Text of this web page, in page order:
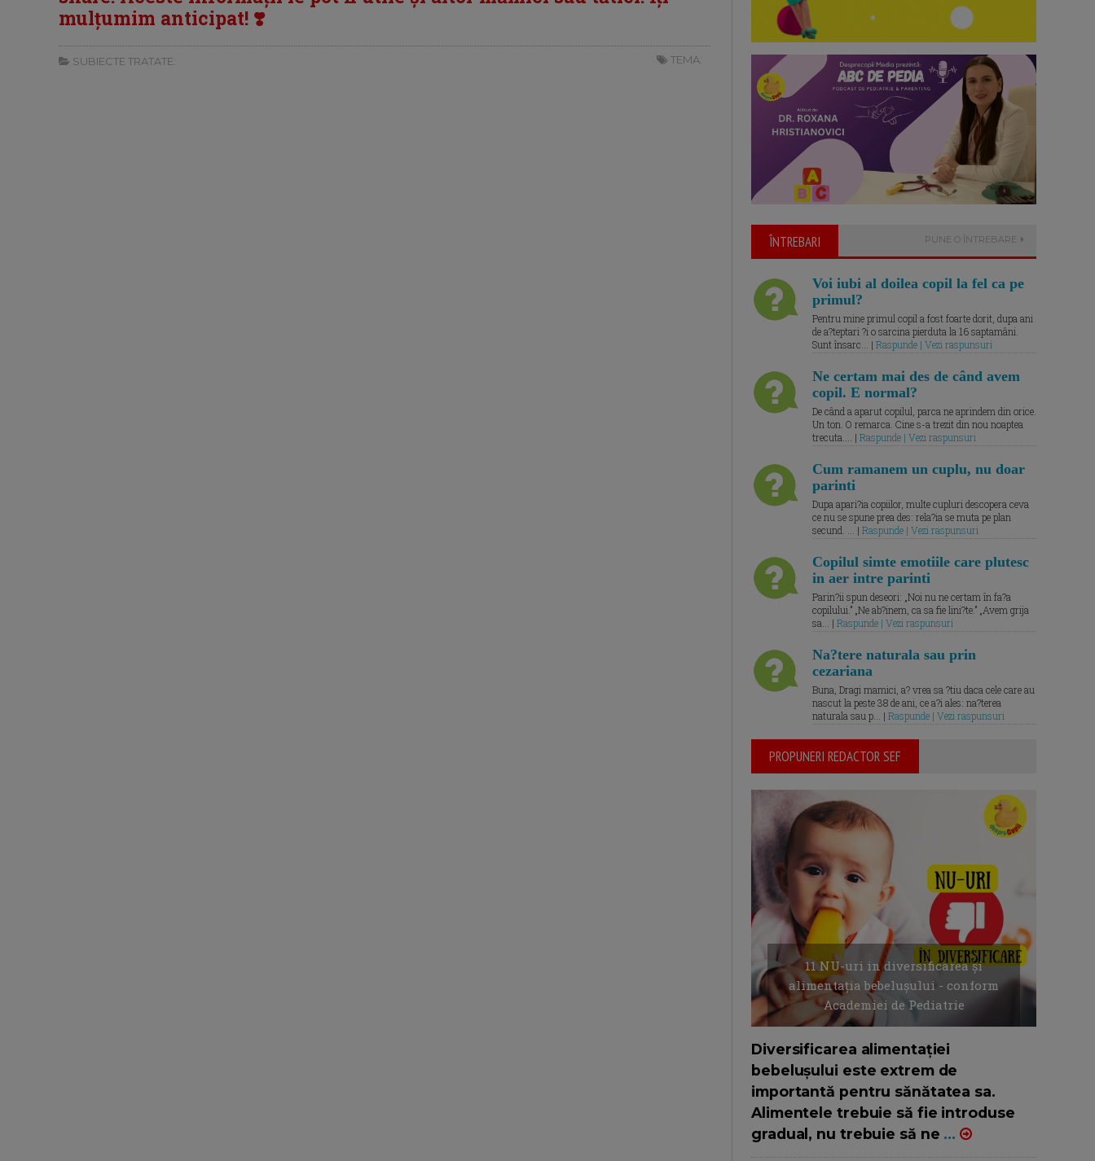
mulțumim anticipat! ❣️
SUBIECTE TRATATE: TEMA:
ÎNTREBARI PUNE O ÎNTREBARE
Voi iubi al doilea copil la fel ca pe
primul?
Pentru mine primul copil a fost foarte dorit, dupa ani
de a?teptari ?i o sarcina pierduta la 16 saptamâni.
Sunt însarc... | Raspunde | Vezi raspunsuri
Ne certam mai des de când avem
copil. E normal?
De când a aparut copilul, parca ne aprindem din orice.
Un ton. O remarca. Cine s-a trezit din nou noaptea
trecuta.... | Raspunde | Vezi raspunsuri
Cum ramanem un cuplu, nu doar
parinti
Dupa apari?ia copiilor, multe cupluri descopera ceva
ce nu se spune prea des: rela?ia se muta pe plan
secund. ... | Raspunde | Vezi raspunsuri
Copilul simte emotiile care plutesc
in aer intre parinti
Parin?ii spun deseori: „Noi nu ne certam în fa?a
copilului.” „Ne ab?inem, ca sa fie lini?te.” „Avem grija
sa... | Raspunde | Vezi raspunsuri
Na?tere naturala sau prin
cezariana
Buna, Dragi mamici, a? vrea sa ?tiu daca cele care au
nascut la peste 38 de ani, ce a?i ales: na?terea
naturala sau p... | Raspunde | Vezi raspunsuri
PROPUNERI REDACTOR SEF
11 NU-uri in diversificarea și
alimentația bebelușului - conform
Academiei de Pediatrie
Diversificarea alimentației
bebelușului este extrem de
importantă pentru sănătatea sa.
Alimentele trebuie să fie introduse
gradual, nu trebuie să ne ...